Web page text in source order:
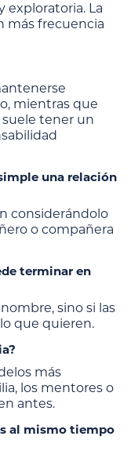
exploratoria. La
más frecuencia
mientras que
tener un
una relación
considerándolo
o compañera
terminar en
sino si las
que quieren.
más
los mentores o
antes.
al mismo tiempo